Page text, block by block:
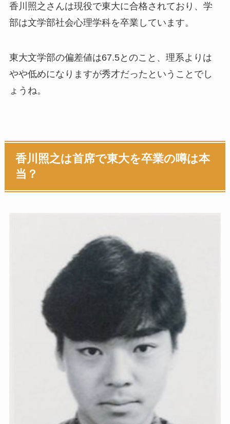
香川照之さんは現役で東大に合格されており、学
部は文学部社会心理学科を卒業しています。
東大文学部の偏差値は67.5とのこと、理系よりは
やや低めになりますが秀才だったということでし
ょうね。
香川照之は首席で東大を卒業の噂は本
当？